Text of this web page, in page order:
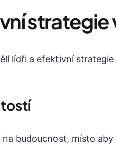
strategie
lídři a efektivní
budoucnost, místo